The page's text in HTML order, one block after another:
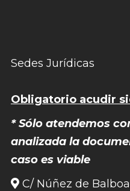
Sedes Jurídicas
Obligatorio acudir
* Sólo atendemos
analizada la
caso es viable
C/ Núñez de